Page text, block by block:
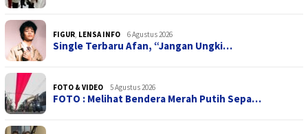
FIGUR, LENSA INFO 6 Agustus 2026
Single Terbaru Afan, “Jangan Ungki…
FOTO & VIDEO 5 Agustus 2026
FOTO : Melihat Bendera Merah Putih Sepa…